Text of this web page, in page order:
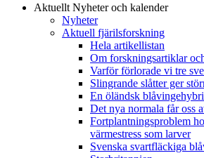
Aktuellt Nyheter och kalender
Nyheter
Aktuell fjärilsforskning
Hela artikellistan
Om forskningsartiklar
Varför förlorade vi tre
Slingrande slåtter ger
En öländsk
Det nya normala får oss
Fortplantningsproblem
värmestress som larver
Svenska svartfläckiga